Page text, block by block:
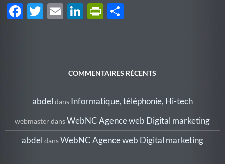
F
e
k
T
itt
E
ail
Li
k
dI
P
nt
ie
dl
y
ta
er
COMMENTAIRES RÉCENTS
abdel dans Informatique, téléphonie, Hi-tech
webmasterdansWebNC Agence web Digital marketing
abdel dansWebNC Agence web Digital marketing